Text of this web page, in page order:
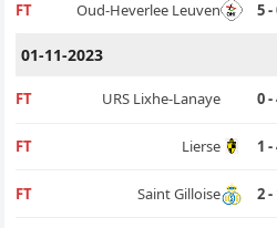
FT Oud-Heverlee Leuven 5 -
01-11-2023
FT URS Lixhe-Lanaye 0 -
FT Lierse 1 -
FT Saint Gilloise 2 -